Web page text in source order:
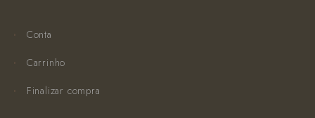
Conta
Carrinho
Finalizar compra